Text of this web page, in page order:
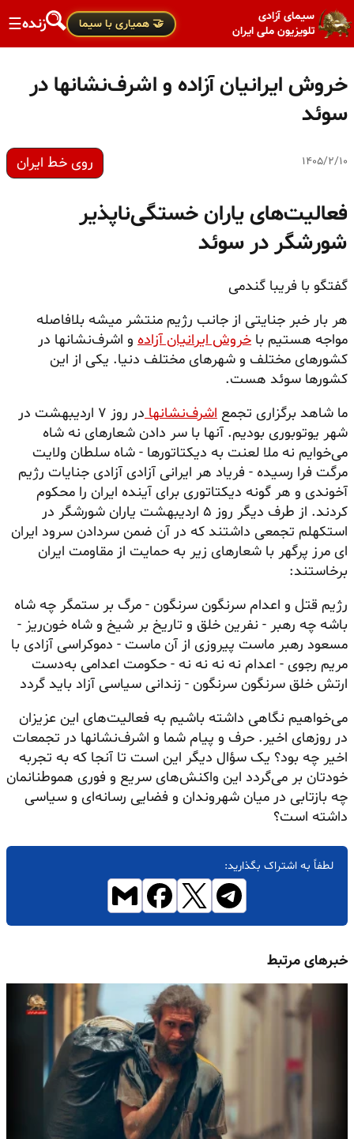
سیمای آزادی
تلویزیون ملی ایران
🤝 همیاری با سیما زنده☰
خروش ایرانیان آزاده و اشرف‌نشانها در
سوئد
۱۴۰۵/۲/۱۰ روی خط ایران
فعالیت‌های یاران خستگی‌ناپذیر
شورشگر در سوئد
گفتگو با فریبا گندمی
هر بار خبر جنایتی از جانب رژیم منتشر میشه بلافاصله
مواجه هستیم با خروش ایرانیان آزاده و اشرف‌نشانها در
کشورهای مختلف و شهرهای مختلف دنیا. یکی از این
کشورها سوئد هست.
ما شاهد برگزاری تجمع اشرف‌نشانها
در روز ۷ اردیبهشت در
شهر یوتوبوری بودیم. آنها با سر دادن شعارهای نه شاه
می‌خوایم نه ملا لعنت به دیکتاتورها - شاه سلطان ولایت
مرگت فرا رسیده - فریاد هر ایرانی آزادی آزادی جنایات رژیم
آخوندی و هر گونه دیکتاتوری برای آینده ایران را محکوم
کردند. از طرف دیگر روز ۵ اردیبهشت یاران شورشگر در
استکهلم تجمعی داشتند که در آن ضمن سردادن سرود ایران
ای مرز پرگهر با شعارهای زیر به حمایت از مقاومت ایران
برخاستند:
رژیم قتل و اعدام سرنگون سرنگون - مرگ بر ستمگر چه شاه
باشه چه رهبر - نفرین خلق و تاریخ بر شیخ و شاه خون‌ریز -
مسعود رهبر ماست پیروزی از آن ماست - دموکراسی آزادی با
مریم رجوی - اعدام نه نه نه نه - حکومت اعدامی به‌دست
ارتش خلق سرنگون سرنگون - زندانی سیاسی آزاد باید گردد
می‌خواهیم نگاهی داشته باشیم به فعالیت‌های این عزیزان
در روزهای اخیر. حرف و پیام شما و اشرف‌نشانها در تجمعات
اخیر چه بود؟ یک سؤال دیگر این است تا آنجا که به تجربه
خودتان بر می‌گردد این واکنش‌های سریع و فوری هموطنانمان
چه بازتابی در میان شهروندان و فضایی رسانه‌ای و سیاسی
داشته است؟
لطفاً به اشتراک بگذارید:
خبرهای مرتبط